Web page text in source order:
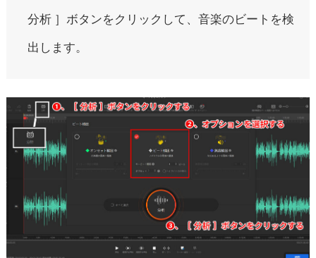
分析 ］ボタンをクリックして、音楽のビートを検
出します。